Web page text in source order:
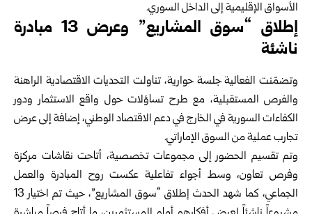
الأسواق الإقليمية إلى الداخل السوري.
إطلاق “سوق المشاريع” وعرض 13 مبادرة
ناشئة
وتضمّنت الفعالية جلسة حوارية، تناولت التحديات الاقتصادية الراهنة
والفرص المستقبلية، مع طرح تساؤلات حول واقع الاستثمار ودور
الكفاءات السورية في الخارج في دعم الاقتصاد الوطني، إضافة إلى عرض
تجارب عملية من السوق الإماراتي.
وتم تقسيم الحضور إلى مجموعات تخصصية، أتاحت نقاشات مركزة
وفرص تعاون، وسط أجواء تفاعلية عكست روح المبادرة والعمل
الجماعي، كما شهد الحدث إطلاق “سوق المشاريع”، حيث تم اختيار 13